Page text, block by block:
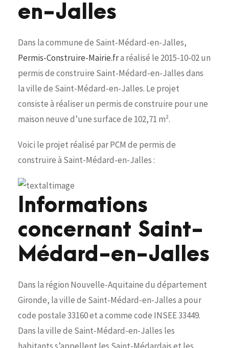
en-Jalles
Dans la commune de Saint-Médard-en-Jalles,
Permis-Construire-Mairie.fra réalisé le 2015-10-02 un
permis de construire Saint-Médard-en-Jalles dans
la ville de Saint-Médard-en-Jalles. Le projet
consiste à réaliser un permis de construire pour une
maison neuve d’une surface de 102,71 m².
Voici le projet réalisé par PCM de permis de
construire à Saint-Médard-en-Jalles :
Informations
concernant Saint-
Médard-en-Jalles
Dans la région Nouvelle-Aquitaine du département
Gironde, la ville de Saint-Médard-en-Jalles a pour
code postale 33160 et a comme code INSEE 33449.
Dans la ville de Saint-Médard-en-Jalles les